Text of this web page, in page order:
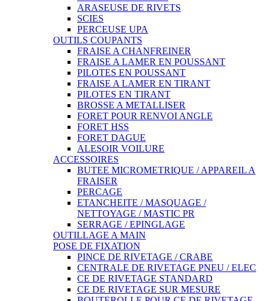
ARASEUSE DE RIVETS
SCIES
PERCEUSE UPA
OUTILS COUPANTS
FRAISE A CHANFREINER
FRAISE A LAMER EN POUSSANT
PILOTES EN POUSSANT
FRAISE A LAMER EN TIRANT
PILOTES EN TIRANT
BROSSE A METALLISER
FORET POUR RENVOI ANGLE
FORET HSS
FORET DAGUE
ALESOIR VOILURE
ACCESSOIRES
BUTEE MICROMETRIQUE / APPAREIL A
FRAISER
PERCAGE
ETANCHEITE / MASQUAGE /
NETTOYAGE / MASTIC PR
SERRAGE / EPINGLAGE
OUTILLAGE A MAIN
POSE DE FIXATION
PINCE DE RIVETAGE / CRABE
CENTRALE DE RIVETAGE PNEU / ELEC
CE DE RIVETAGE STANDARD
CE DE RIVETAGE SUR MESURE